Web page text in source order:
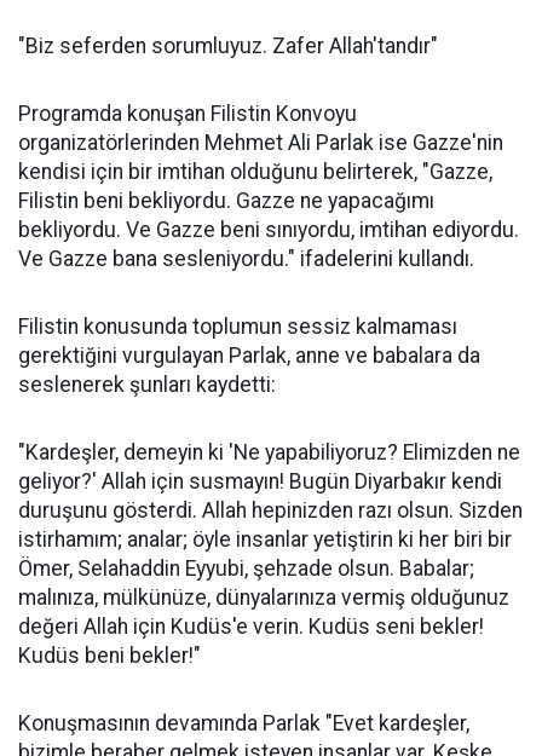
"Biz seferden sorumluyuz. Zafer Allah'tandır"
Programda konuşan Filistin Konvoyu
organizatörlerinden Mehmet Ali Parlak ise Gazze'nin
kendisi için bir imtihan olduğunu belirterek, "Gazze,
Filistin beni bekliyordu. Gazze ne yapacağımı
bekliyordu. Ve Gazze beni sınıyordu, imtihan ediyordu.
Ve Gazze bana sesleniyordu." ifadelerini kullandı.
Filistin konusunda toplumun sessiz kalmaması
gerektiğini vurgulayan Parlak, anne ve babalara da
seslenerek şunları kaydetti:
"Kardeşler, demeyin ki 'Ne yapabiliyoruz? Elimizden ne
geliyor?' Allah için susmayın! Bugün Diyarbakır kendi
duruşunu gösterdi. Allah hepinizden razı olsun. Sizden
istirhamım; analar; öyle insanlar yetiştirin ki her biri bir
Ömer, Selahaddin Eyyubi, şehzade olsun. Babalar;
malınıza, mülkünüze, dünyalarınıza vermiş olduğunuz
değeri Allah için Kudüs'e verin. Kudüs seni bekler!
Kudüs beni bekler!"
Konuşmasının devamında Parlak "Evet kardeşler,